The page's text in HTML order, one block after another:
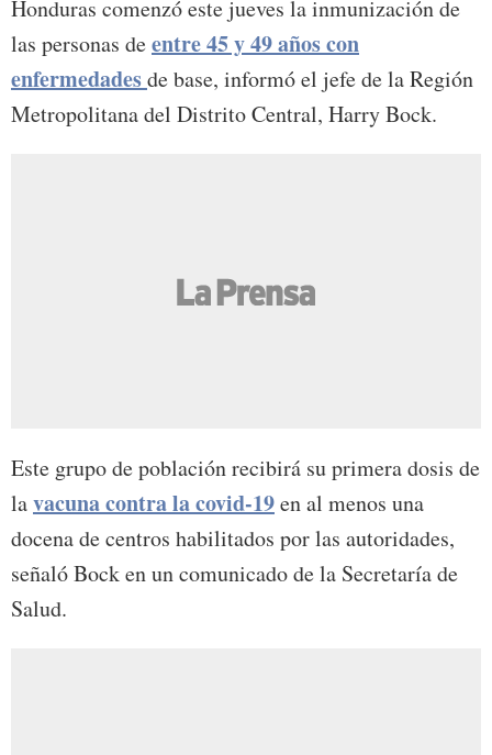
Honduras comenzó este jueves la inmunización de
las personas deentre 45 y 49 años con
enfermedadesde base, informó el jefe de la Región
Metropolitana del Distrito Central, Harry Bock.
Este grupo de población recibirá su primera dosis de
lavacuna contra la covid-19en al menos una
docena de centros habilitados por las autoridades,
señaló Bock en un comunicado de la Secretaría de
Salud.